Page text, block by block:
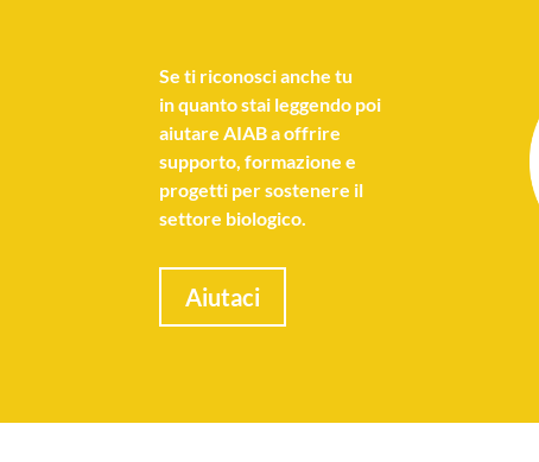
Seti riconosci anche tu
in quanto stai leggendo poi
aiutare AIAB a offrire
supporto, formazione e
progetti per sostenere il
settore biologico.
Aiutaci